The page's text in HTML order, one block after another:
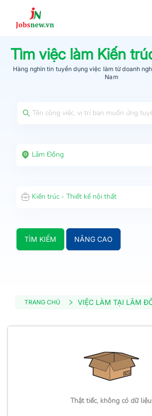
Tìm việc làm Kiến trúc -
Hàng nghìn tin tuyển dụng việc làm từdoanh
Nam
Lâm Đồng
Kiến trúc - Thiết kế nội thất
TÌM KIẾM NÂNG CAO
TRANG CHỦ VIỆC LÀM TẠI LÂM
Thật tiếc, không có dữ